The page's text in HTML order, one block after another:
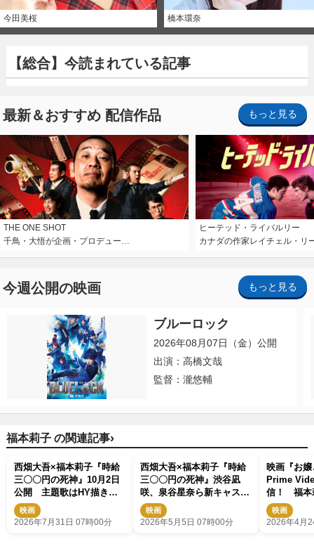
今田美桜 橋本環奈
【総合】今読まれている記事
最新＆おすすめ 配信作品 もっと見る
THE ONE SHOT
千鳥・大悟が企画・プロデュー…
ヒーテッド・ライバルリー
カナダの作家レイチェル・リ
今週公開の映画 もっと見る
ブルーロック
2026年08月07日（金）公開
出演：高橋文哉
監督：瀧悠輔
福本莉子 の関連記事›
西畑大吾×福本莉子『時給
三〇〇円の死神』10月2日
公開 主題歌はHY描き下
ろし「心海」
映画
2026年7月31日 07時00分
西畑大吾×福本莉子『時給
三〇〇円の死神』渋谷凪
咲、泉谷星奈ら新キャスト
登場の特報＆ビジュアル解
禁
映画
2026年5月5日 07時00分
映画『お
Prime
信！ 福本
W主演で贈
ィックコメ
映画
2026年4月